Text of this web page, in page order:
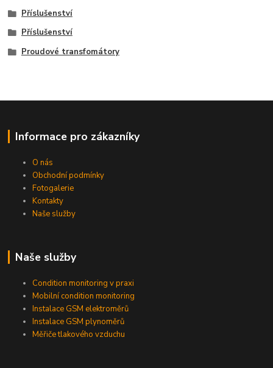
Příslušenství
Příslušenství
Proudové transfomátory
Informace pro zákazníky
O nás
Obchodní podmínky
Fotogalerie
Kontakty
Naše služby
Naše služby
Condition monitoring v praxi
Mobilní condition monitoring
Instalace GSM elektroměrů
Instalace GSM plynoměrů
Měřiče tlakového vzduchu